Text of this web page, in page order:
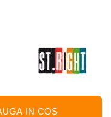
IN COS